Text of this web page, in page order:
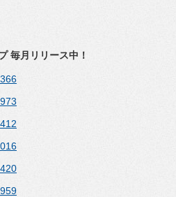
毎月リリース中！